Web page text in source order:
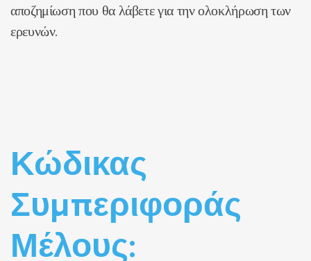
αποζημίωση που θα λάβετε για την ολοκλήρωση των
ερευνών.
Κώδικας
Συμπεριφοράς
Μέλους: